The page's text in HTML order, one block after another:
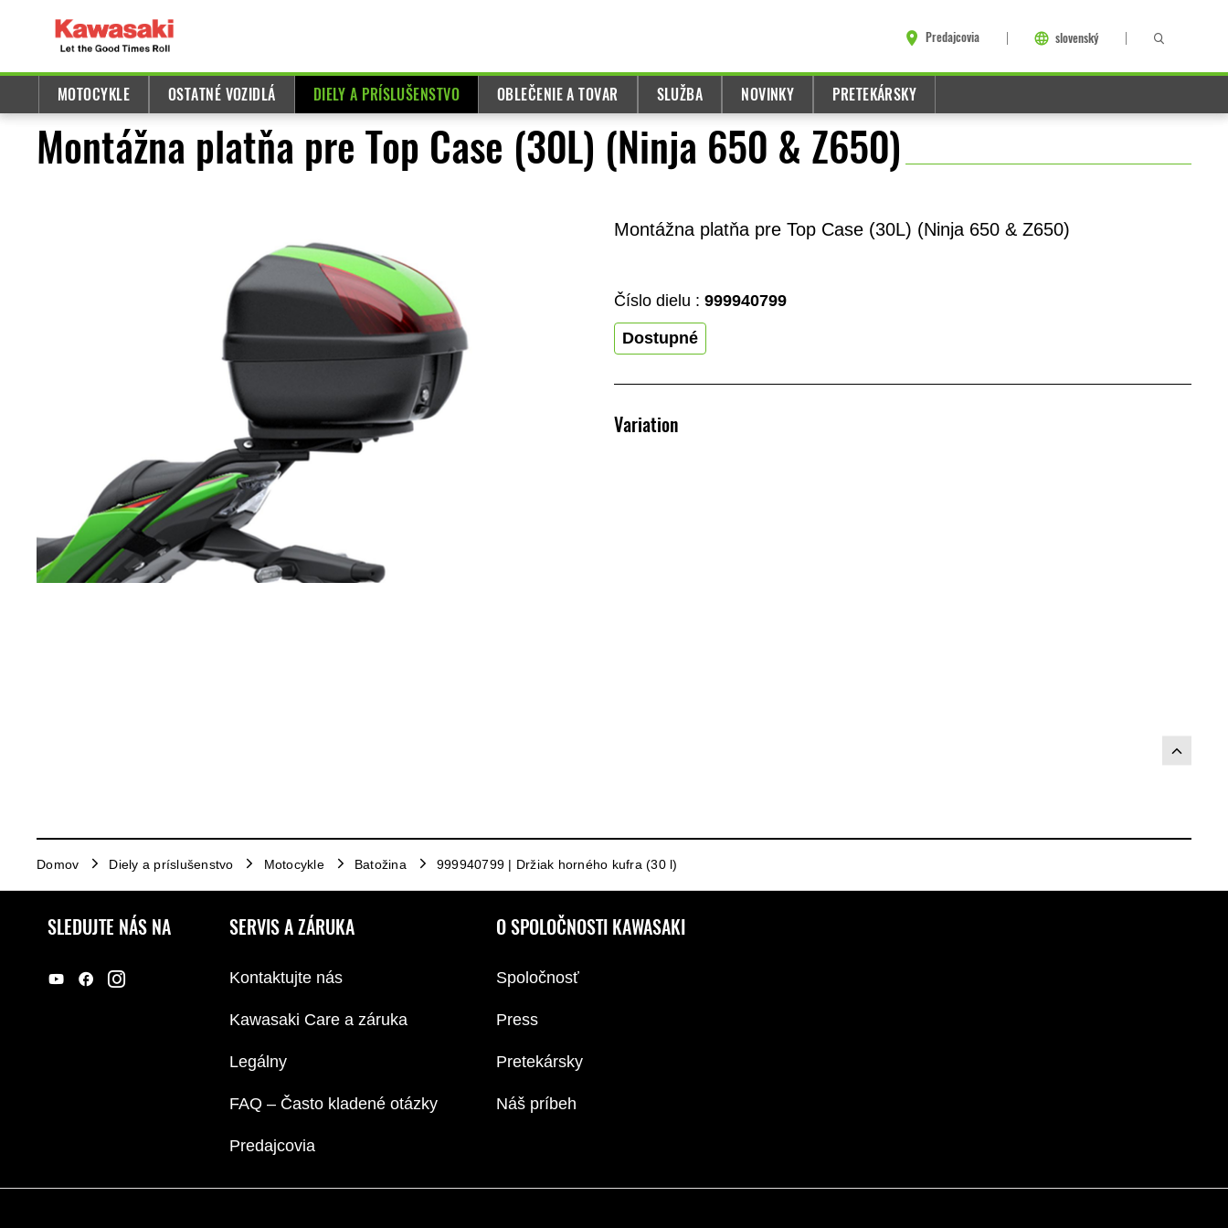
Predajcovia slovenský
MOTOCYKLE OSTATNÉ VOZIDLÁ DIELY A PRÍSLUŠENSTVO OBLEČENIE A TOVAR SLUŽBA NOVINKY PRETEKÁRSKY
Montážna platňa pre Top Case (30L) (Ninja 650 & Z650)
Montážna platňa pre Top Case (30L) (Ninja 650 & Z650)
Číslo dielu : 999940799
Dostupné
Variation
Domov Diely a príslušenstvo Motocykle Batožina 999940799 | Držiak horného kufra (30 l)
SLEDUJTE NÁS NA SERVIS A ZÁRUKA
Kontaktujte nás
Kawasaki Care a záruka
Legálny
FAQ – Často kladené otázky
Predajcovia
O SPOLOČNOSTI KAWASAKI
Spoločnosť
Press
Pretekársky
Náš príbeh